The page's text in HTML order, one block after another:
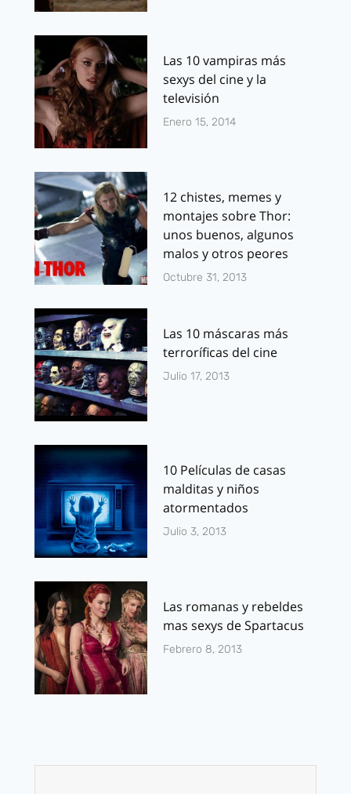
Las 10 vampiras más
sexys del cine y la
televisión
Enero 15, 2014
12 chistes, memes y
montajes sobre Thor:
unos buenos, algunos
malos y otros peores
Octubre 31, 2013
Las 10 máscaras más
terroríficas del cine
Julio 17, 2013
10 Películas de casas
malditas y niños
atormentados
Julio 3, 2013
Las romanas y rebeldes
mas sexys de Spartacus
Febrero 8, 2013